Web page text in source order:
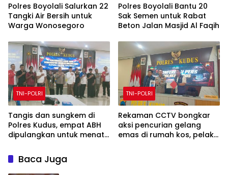
Polres Boyolali Salurkan 22
Tangki Air Bersih untuk
Warga Wonosegoro
Polres Boyolali Bantu 20
Sak Semen untuk Rabat
Beton Jalan Masjid Al Faqih
TNI-POLRI
Tangis dan sungkem di
Polres Kudus, empat ABH
dipulangkan untuk menata
TNI-POLRI
Rekaman CCTV bongkar
aksi pencurian gelang
emas di rumah kos, pelaku
Baca Juga